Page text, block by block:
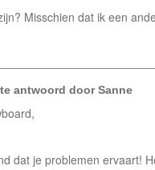
Misschien dat ik een
antwoord doorSanne
dat je problemen ervaart!